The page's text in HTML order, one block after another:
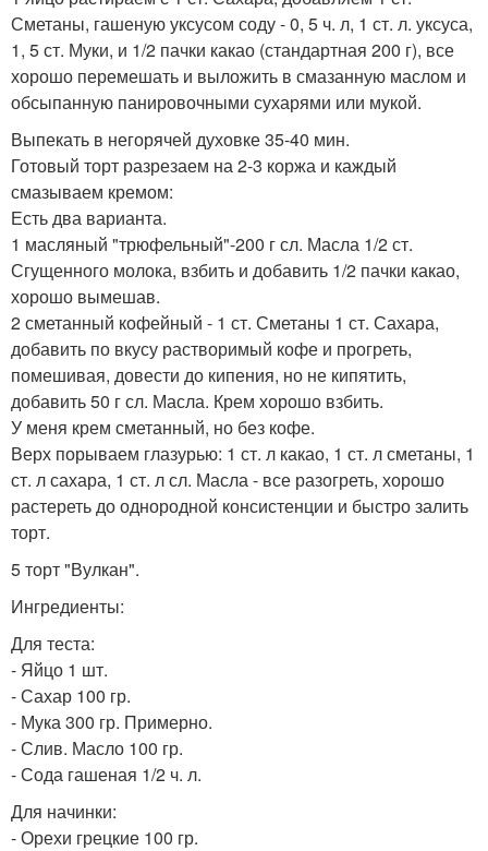
Сметаны, гашеную уксусом соду - 0, 5 ч. л, 1 ст. л. уксуса,
1, 5 ст. Муки, и 1/2 пачки какао (стандартная 200 г), все
хорошо перемешать и выложить в смазанную маслом и
обсыпанную панировочными сухарями или мукой.
Выпекать в негорячей духовке 35-40 мин.
Готовый торт разрезаем на 2-3 коржа и каждый
смазываем кремом:
Есть два варианта.
1 масляный "трюфельный"-200 г сл. Масла 1/2 ст.
Сгущенного молока, взбить и добавить 1/2 пачки какао,
хорошо вымешав.
2 сметанный кофейный - 1 ст. Сметаны 1 ст. Сахара,
добавить по вкусу растворимый кофе и прогреть,
помешивая, довести до кипения, но не кипятить,
добавить 50 г сл. Масла. Крем хорошо взбить.
У меня крем сметанный, но без кофе.
Верх порываем глазурью: 1 ст. л какао, 1 ст. л сметаны, 1
ст. л сахара, 1 ст. л сл. Масла - все разогреть, хорошо
растереть до однородной консистенции и быстро залить
торт.
5 торт "Вулкан".
Ингредиенты:
Для теста:
- Яйцо 1 шт.
- Сахар 100 гр.
- Мука 300 гр. Примерно.
- Слив. Масло 100 гр.
- Сода гашеная 1/2 ч. л.
Для начинки:
- Орехи грецкие 100 гр.